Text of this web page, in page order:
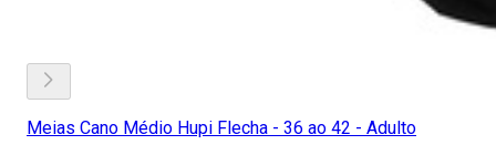
Meias Cano Médio Hupi Flecha - 36 ao 42 - Adulto